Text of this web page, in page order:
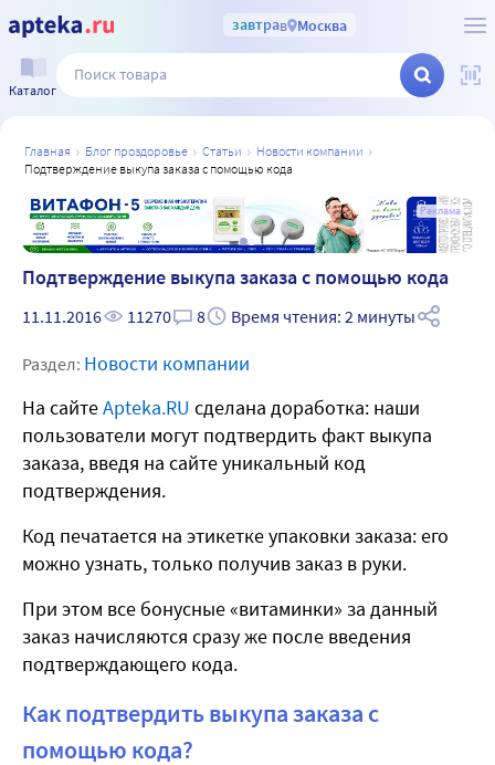
завтрав Москва
Каталог
главная блог проздоровье статьи
новости компании
подтверждение выкупа заказа с помощью кода
Реклама
Подтверждение выкупа заказа с помощью кода
11.11.2016 11270 8 Время чтения: 2 минуты
Раздел: Новости компании
На сайтеApteka.RU сделана доработка: наши
пользователи могут подтвердить факт выкупа
заказа, введя на сайте уникальный код
подтверждения.
Код печатается на этикетке упаковки заказа: его
можно узнать, только получив заказ в руки.
При этом все бонусные «витаминки» за данный
заказ начисляются сразу же после введения
подтверждающего кода.
Как подтвердить выкупа заказа с
помощью кода?